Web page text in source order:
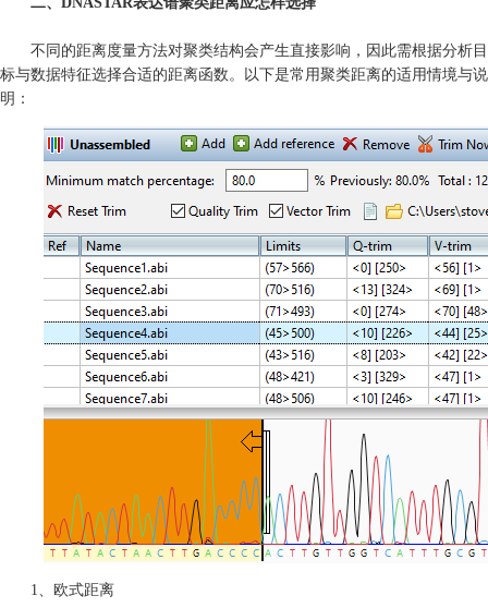
不同的距离度量方法对聚类结构会产生直接影响，因此需根据分析目
标与数据特征选择合适的距离函数。以下是常用聚类距离的适用情境与说
明：
1、欧式距离